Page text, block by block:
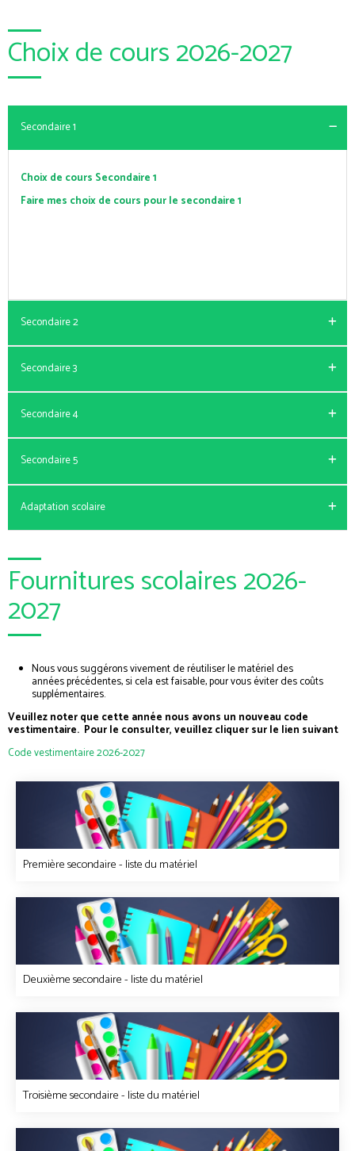
Choix de cours 2026-2027
Secondaire 1
Choix de cours Secondaire 1
Faire mes choix de cours pour le secondaire 1
Secondaire 2
Choix de cours Secondaire 2
Faire mes choix de cours pour le secondaire 2
Secondaire 3
Choix de cours Secondaire 3
Faire mes choix de cours pour le secondaire 3
Secondaire 4
Choix de cours Secondaire 4
Faire mes choix de cours pour le secondaire 4
Secondaire 5
Choix de cours Secondaire 5
Faire mes choix de cours pour le secondaire 5
Adaptation scolaire
Les informations concernant les choix de cours seront
disponibles au courant du mois d’avril.
Fournitures scolaires 2026-
2027
Nous vous suggérons vivement de réutiliser le matériel des
années précédentes, si cela est faisable, pour vous éviter des coûts
supplémentaires.
Veuillez noter que cette année nous avons un nouveau code
vestimentaire. Pour le consulter, veuillez cliquer sur le lien suivant
Code vestimentaire 2026-2027
Première secondaire - liste du matériel
Deuxième secondaire - liste du matériel
Troisième secondaire - liste du matériel